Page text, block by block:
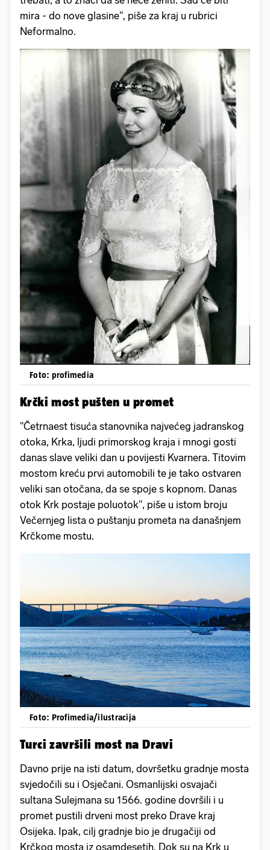
mira - do nove glasine", piše za kraj u rubrici
Neformalno.
Foto: profimedia
Krčki most pušten u promet
"Četrnaest tisuća stanovnika najvećeg jadranskog
otoka, Krka, ljudi primorskog kraja i mnogi gosti
danas slave veliki dan u povijesti Kvarnera. Titovim
mostom kreću prvi automobili te je tako ostvaren
veliki san otočana, da se spoje s kopnom. Danas
otok Krk postaje poluotok", piše u istom broju
Večernjeg lista o puštanju prometa na današnjem
Krčkome mostu.
Foto: Profimedia/ilustracija
Turci završili most na Dravi
Davno prije na isti datum, dovršetku gradnje mosta
svjedočili su i Osječani. Osmanlijski osvajači
sultana Sulejmana su 1566. godine dovršili i u
promet pustili drveni most preko Drave kraj
Osijeka. Ipak, cilj gradnje bio je drugačiji od
Krčkog mosta iz osamdesetih. Dok su na Krk u